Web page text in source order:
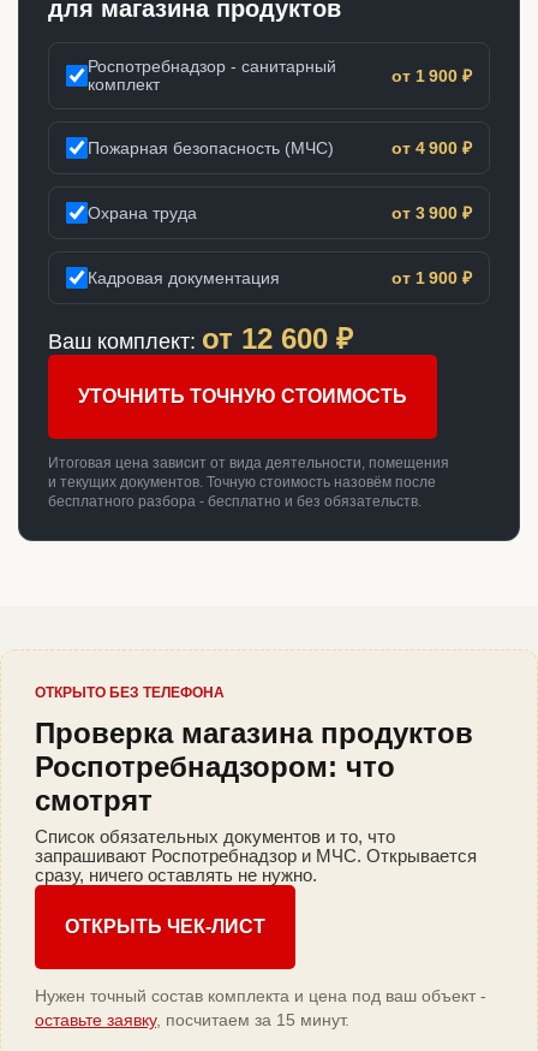
для магазина продуктов
Роспотребнадзор - санитарный
комплект
от 1 900 ₽
Пожарная безопасность (МЧС) от 4 900 ₽
Охрана труда от 3 900 ₽
Кадровая документация от 1 900 ₽
Ваш комплект: от 12 600 ₽
УТОЧНИТЬ ТОЧНУЮ СТОИМОСТЬ
Итоговая цена зависит от вида деятельности, помещения
и текущих документов. Точную стоимость назовём после
бесплатного разбора - бесплатно и без обязательств.
ОТКРЫТО БЕЗ ТЕЛЕФОНА
Проверка магазина продуктов
Роспотребнадзором: что
смотрят
Список обязательных документов и то, что
запрашивают Роспотребнадзор и МЧС. Открывается
сразу, ничего оставлять не нужно.
ОТКРЫТЬ ЧЕК-ЛИСТ
Нужен точный состав комплекта и цена под ваш объект -
оставьте заявку, посчитаем за 15 минут.